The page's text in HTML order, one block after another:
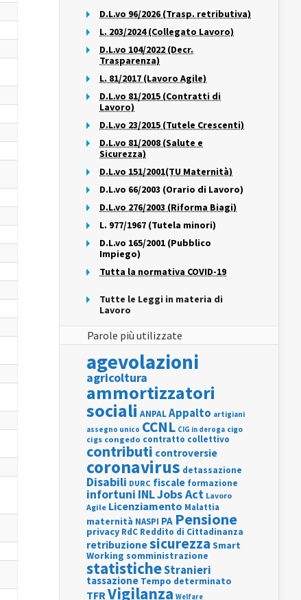
D.L.vo 96/2026 (Trasp. retributiva)
L. 203/2024 (Collegato Lavoro)
D.L.vo 104/2022 (Decr.
Trasparenza)
L. 81/2017 (Lavoro Agile)
D.L.vo 81/2015 (Contratti di
Lavoro)
D.L.vo 23/2015 (Tutele Crescenti)
D.L.vo 81/2008 (Salute e
Sicurezza)
D.L.vo 151/2001(TU Maternità)
D.L.vo 66/2003 (Orario di Lavoro)
D.L.vo 276/2003 (Riforma Biagi)
L. 977/1967 (Tutela minori)
D.L.vo 165/2001 (Pubblico
Impiego)
Tutta la normativa COVID-19
Tutte le Leggi in materia di
Lavoro
Parole più utilizzate
agevolazioni
agricoltura
ammortizzatori
sociali ANPALAppalto artigiani
assegno unico CCNL CIG in deroga cigo
cigs congedo contratto collettivo
contributi controversie
coronavirus detassazione
Disabili DURC fiscale formazione
infortuni INLJobs Act Lavoro
Agile Licenziamento Malattia
maternità NASPI PA Pensione
privacy RdC Reddito di Cittadinanza
retribuzionesicurezza Smart
Working somministrazione
statisticheStranieri
tassazione Tempo determinato
TFRVigilanza Welfare